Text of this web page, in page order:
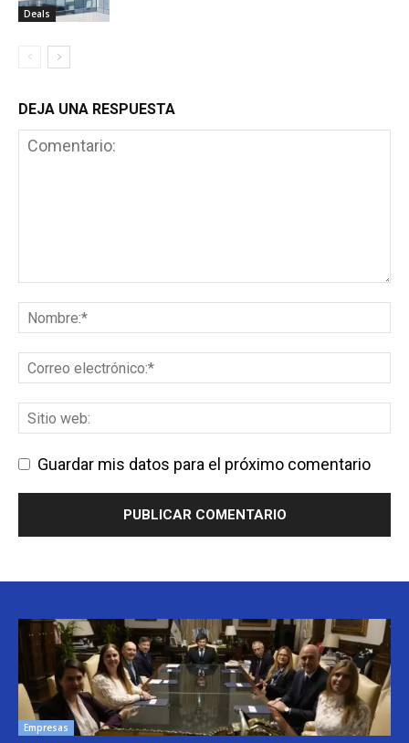
Deals
DEJA UNA RESPUESTA
Guardar mis datos para el próximo comentario
Empresas